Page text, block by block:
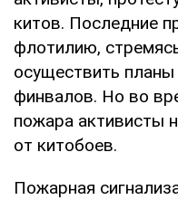
китов. Последние
флотилию,
осуществить
финвалов. Но во
пожара активисты
от китобоев.
Пожарная